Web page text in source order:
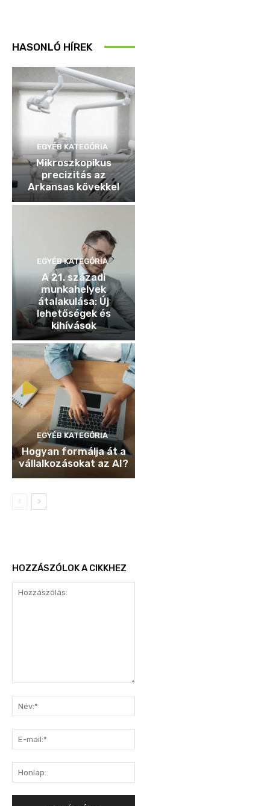
HASONLÓ HÍREK
EGYÉB KATEGÓRIA
Mikroszkopikus
precizitás az
Arkansas kövekkel
EGYÉB KATEGÓRIA
A 21. századi
munkahelyek
átalakulása: Új
lehetőségek és
kihívások
EGYÉB KATEGÓRIA
Hogyan formálja át a
vállalkozásokat az AI?
HOZZÁSZÓLOK A CIKKHEZ
mail:*